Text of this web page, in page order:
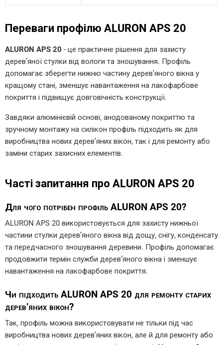
Переваги профілю ALURON APS 20
ALURON APS 20 - це практичне рішення для захисту
дерев’яної стулки від вологи та зношування. Профіль
допомагає зберегти нижню частину дерев’яного вікна у
кращому стані, зменшує навантаження на лакофарбове
покриття і підвищує довговічність конструкції.
Завдяки алюмінієвій основі, анодованому покриттю та
зручному монтажу на силікон профіль підходить як для
виробництва нових дерев’яних вікон, так і для ремонту або
заміни старих захисних елементів.
Часті запитання про ALURON APS 20
Для чого потрібен профіль ALURON APS 20?
ALURON APS 20 використовується для захисту нижньої
частини стулки дерев’яного вікна від дощу, снігу, конденсату
та передчасного зношування деревини. Профіль допомагає
продовжити термін служби дерев’яного вікна і зменшує
навантаження на лакофарбове покриття.
Чи підходить ALURON APS 20 для ремонту старих
дерев’яних вікон?
Так, профіль можна використовувати не тільки під час
виробництва нових дерев’яних вікон, але й для ремонту або